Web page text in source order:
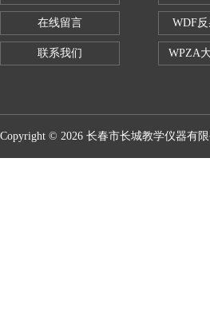
在线留言
联系我们
WDF
WPZA
Copyright © 2026 长春市长城教学仪器有